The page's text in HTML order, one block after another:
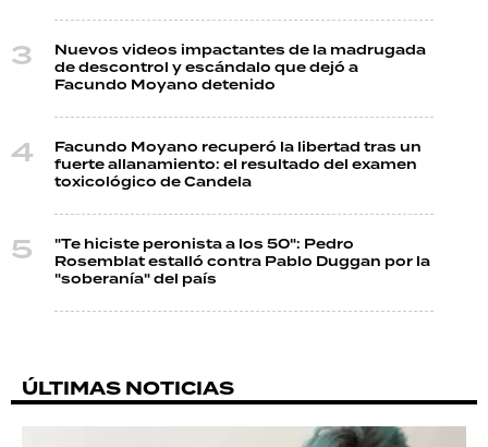
Nuevos videos impactantes de la madrugada
de descontrol y escándalo que dejó a
Facundo Moyano detenido
Facundo Moyano recuperó la libertad tras un
fuerte allanamiento: el resultado del examen
toxicológico de Candela
"Te hiciste peronista a los 50": Pedro
Rosemblat estalló contra Pablo Duggan por la
"soberanía" del país
ÚLTIMAS NOTICIAS